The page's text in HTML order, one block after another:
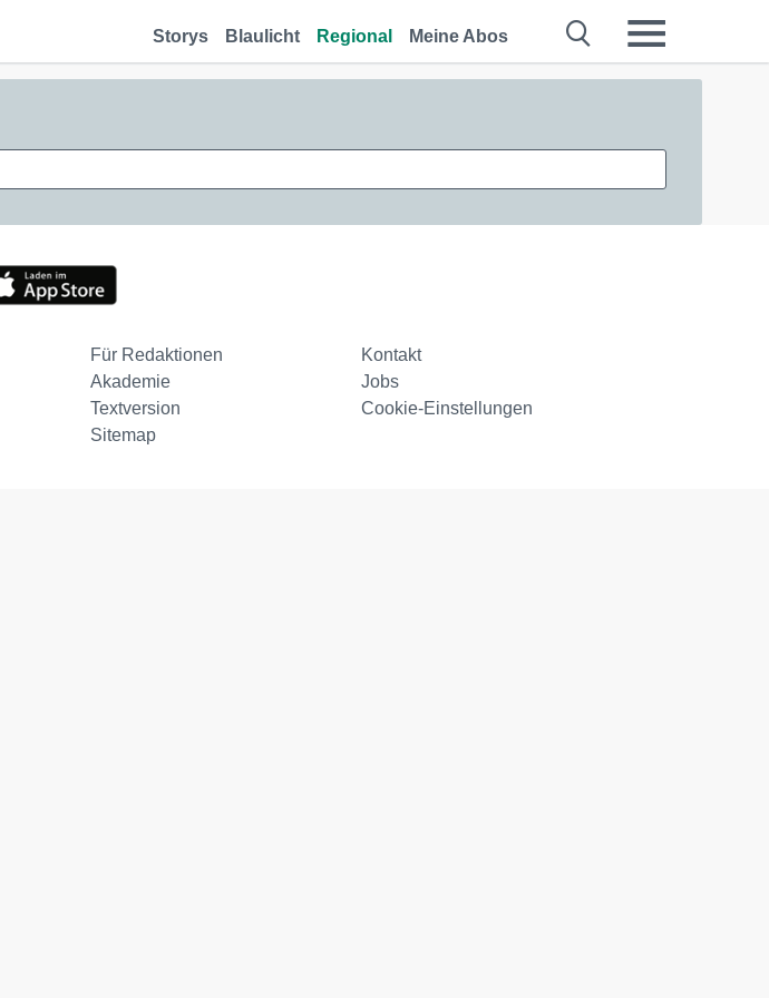
Storys Blaulicht Regional Meine Abos
Für Redaktionen
Kontakt
Akademie
Jobs
Textversion
Cookie-Einstellungen
Sitemap